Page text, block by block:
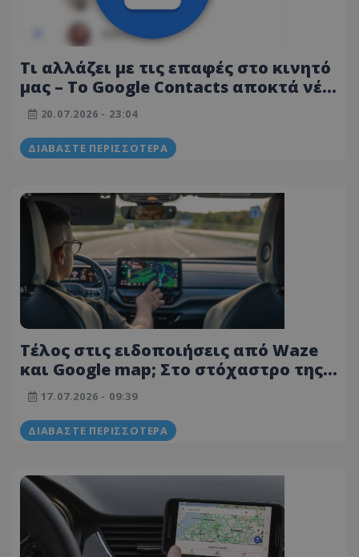
Τι αλλάζει με τις επαφές στο κινητό
μας – Το Google Contacts αποκτά νέα
ενότητα
20.07.2026 - 23:04
ΔΙΑΒΆΣΤΕ ΠΕΡΙΣΣΌΤΕΡΑ
Τέλος στις ειδοποιήσεις από Waze
και Google map; Στο στόχαστρο της
Αστυνομίας οι εφαρμογές - Τι
εξετάζει
17.07.2026 - 09:39
ΔΙΑΒΆΣΤΕ ΠΕΡΙΣΣΌΤΕΡΑ